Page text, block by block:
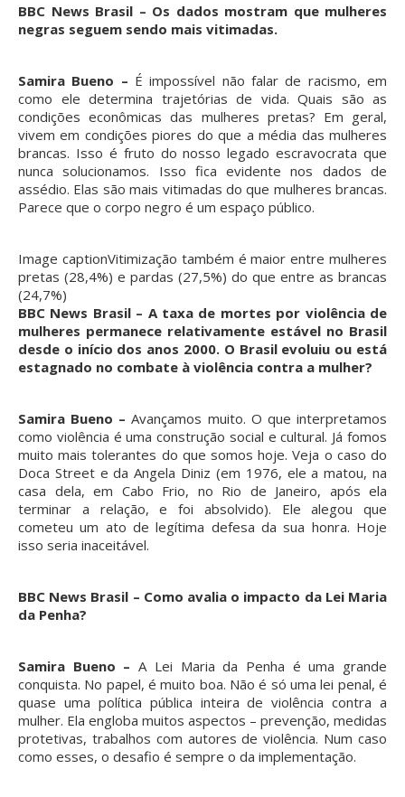
BBC News Brasil – Os dados mostram que mulheres
negras seguem sendo mais vitimadas.
Samira Bueno – É impossível não falar de racismo, em
como ele determina trajetórias de vida. Quais são as
condições econômicas das mulheres pretas? Em geral,
vivem em condições piores do que a média das mulheres
brancas. Isso é fruto do nosso legado escravocrata que
nunca solucionamos. Isso fica evidente nos dados de
assédio. Elas são mais vitimadas do que mulheres brancas.
Parece que o corpo negro é um espaço público.
Image captionVitimização também é maior entre mulheres
pretas (28,4%) e pardas (27,5%) do que entre as brancas
(24,7%)
BBC News Brasil – A taxa de mortes por violência de
mulheres permanece relativamente estável no Brasil
desde o início dos anos 2000. O Brasil evoluiu ou está
estagnado no combate à violência contra a mulher?
Samira Bueno –Avançamos muito. O que interpretamos
como violência é uma construção social e cultural. Já fomos
muito mais tolerantes do que somos hoje. Veja o caso do
Doca Street e da Angela Diniz (em 1976, ele a matou, na
casa dela, em Cabo Frio, no Rio de Janeiro, após ela
terminar a relação, e foi absolvido). Ele alegou que
cometeu um ato de legítima defesa da sua honra. Hoje
isso seria inaceitável.
BBC News Brasil – Como avalia o impacto da Lei Maria
da Penha?
Samira Bueno –A Lei Maria da Penha é uma grande
conquista. No papel, é muito boa. Não é só uma lei penal, é
quase uma política pública inteira de violência contra a
mulher. Ela engloba muitos aspectos – prevenção, medidas
protetivas, trabalhos com autores de violência. Num caso
como esses, o desafio é sempre o da implementação.